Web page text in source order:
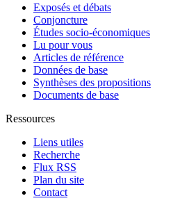
Exposés et débats
Conjoncture
Études socio-économiques
Lu pour vous
Articles de référence
Données de base
Synthèses des propositions
Documents de base
Ressources
Liens utiles
Recherche
Flux RSS
Plan du site
Contact